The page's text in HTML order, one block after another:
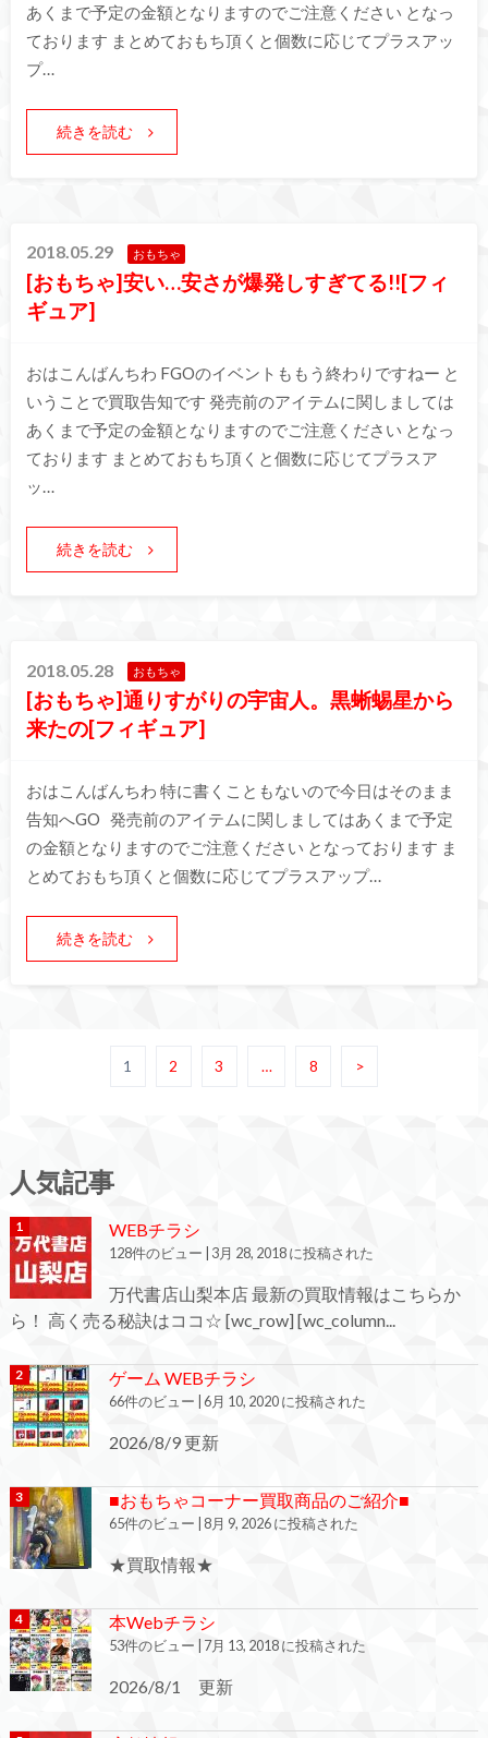
あくまで予定の金額となりますのでご注意ください となっ
ております まとめておもち頂くと個数に応じてプラスアッ
プ…
続きを読む
2018.05.29 おもちゃ
[おもちゃ]安い…安さが爆発しすぎてる!![フィ
ギュア]
おはこんばんちわ FGOのイベントももう終わりですねー と
いうことで買取告知です 発売前のアイテムに関しましては
あくまで予定の金額となりますのでご注意ください となっ
ております まとめておもち頂くと個数に応じてプラスア
ッ…
続きを読む
2018.05.28 おもちゃ
[おもちゃ]通りすがりの宇宙人。黒蜥蜴星から
来たの[フィギュア]
おはこんばんちわ 特に書くこともないので今日はそのまま
告知へGO 発売前のアイテムに関しましてはあくまで予定
の金額となりますのでご注意ください となっております ま
とめておもち頂くと個数に応じてプラスアップ…
続きを読む
1 2 3 … 8 >
人気記事
WEBチラシ
128件のビュー | 3月 28, 2018 に投稿された
万代書店山梨本店 最新の買取情報はこちらか
ら！ 高く売る秘訣はココ☆ [wc_row] [wc_column...
ゲーム WEBチラシ
66件のビュー |6月 10, 2020 に投稿された
2026/8/9 更新
■おもちゃコーナー買取商品のご紹介■
65件のビュー | 8月 9, 2026 に投稿された
★買取情報★
本Webチラシ
53件のビュー | 7月 13, 2018 に投稿された
2026/8/1 更新